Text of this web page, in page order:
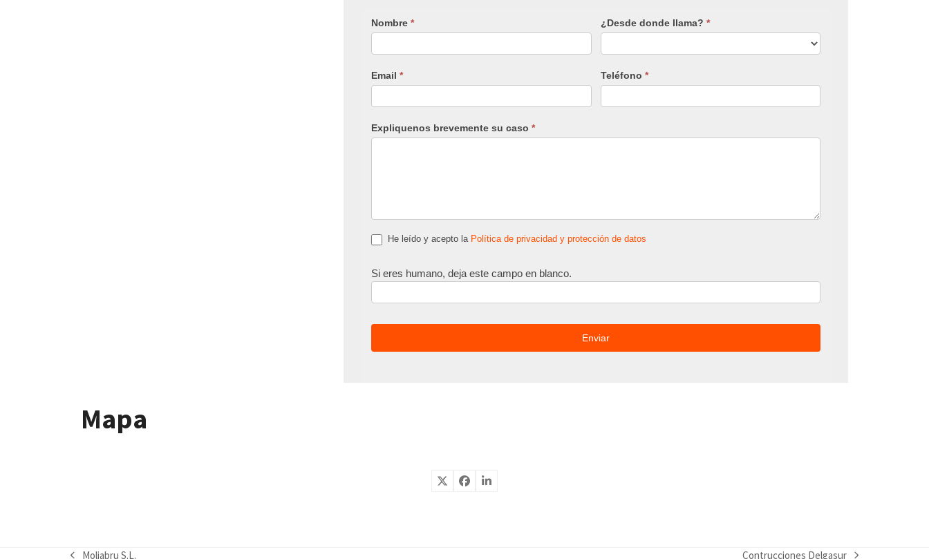
Nombre * ¿Desde donde llama? *
Email * Teléfono *
Expliquenos brevemente su caso *
He leído y acepto la Política de privacidad y protección de datos
Si eres humano, deja este campo en blanco.
Mapa
Moliabru S.L. Contrucciones Delgasur